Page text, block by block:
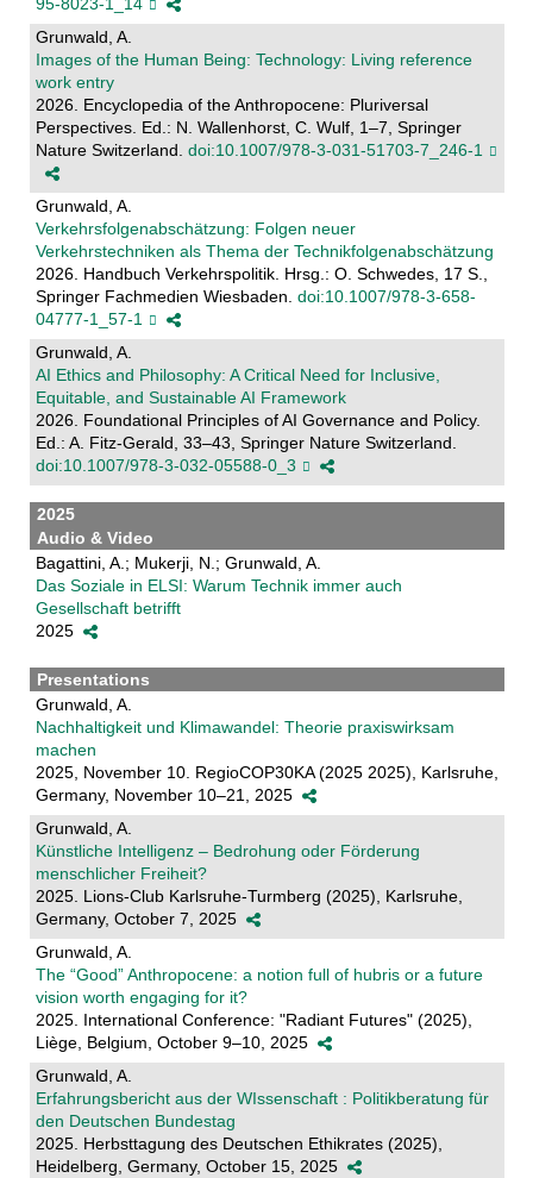
Grunwald, A.
Images of the Human Being: Technology: Living reference
work entry
2026. Encyclopedia of the Anthropocene: Pluriversal
Perspectives. Ed.: N. Wallenhorst, C. Wulf, 1–7, Springer
Nature Switzerland. doi:10.1007/978-3-031-51703-7_246-1
Grunwald, A.
Verkehrsfolgenabschätzung: Folgen neuer
Verkehrstechniken als Thema der Technikfolgenabschätzung
2026. Handbuch Verkehrspolitik. Hrsg.: O. Schwedes, 17 S.,
Springer Fachmedien Wiesbaden. doi:10.1007/978-3-658-
04777-1_57-1
Grunwald, A.
AI Ethics and Philosophy: A Critical Need for Inclusive,
Equitable, and Sustainable AI Framework
2026. Foundational Principles of AI Governance and Policy.
Ed.: A. Fitz-Gerald, 33–43, Springer Nature Switzerland.
doi:10.1007/978-3-032-05588-0_3
2025
Audio & Video
Bagattini, A.; Mukerji, N.; Grunwald, A.
Das Soziale in ELSI: Warum Technik immer auch
Gesellschaft betrifft
2025
Presentations
Grunwald, A.
Nachhaltigkeit und Klimawandel: Theorie praxiswirksam
machen
2025, November 10. RegioCOP30KA (2025 2025), Karlsruhe,
Germany, November 10–21, 2025
Grunwald, A.
Künstliche Intelligenz – Bedrohung oder Förderung
menschlicher Freiheit?
2025. Lions-Club Karlsruhe-Turmberg (2025), Karlsruhe,
Germany, October 7, 2025
Grunwald, A.
The “Good” Anthropocene: a notion full of hubris or a future
vision worth engaging for it?
2025. International Conference: "Radiant Futures" (2025),
Liège, Belgium, October 9–10, 2025
Grunwald, A.
Erfahrungsbericht aus der WIssenschaft : Politikberatung für
den Deutschen Bundestag
2025. Herbsttagung des Deutschen Ethikrates (2025),
Heidelberg, Germany, October 15, 2025